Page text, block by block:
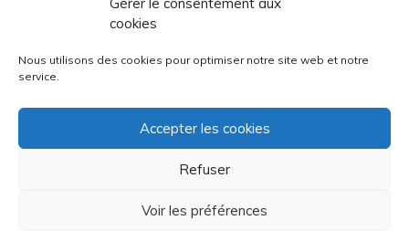
cookies
Nous utilisons des cookies pour optimiser notre site web et notre
service.
Accepter les cookies
Refuser
Voir les préférences
TOURS’N BIKES
© 2026. All rights reserved.
Mentions légales
Politique de cookies (UE)